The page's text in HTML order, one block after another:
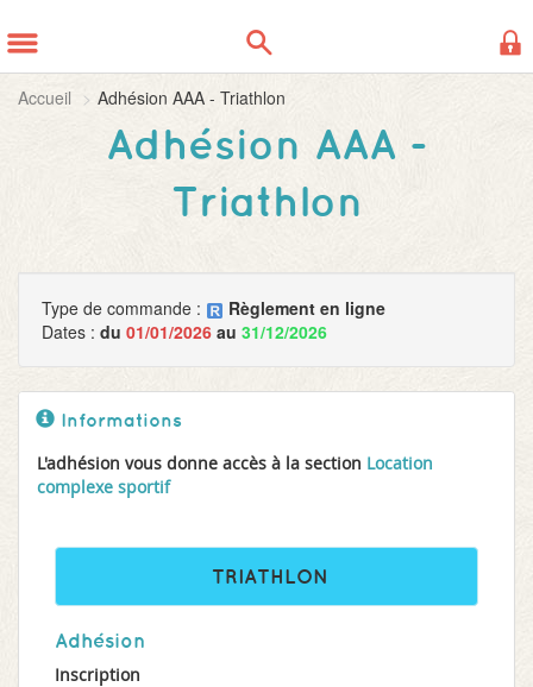
Accueil Adhésion AAA - Triathlon
Adhésion AAA -
Triathlon
Type de commande :
Règlement en ligne
Dates : du 01/01/2026 au 31/12/2026
Informations
L'adhésion vous donne accès à la section Location
complexe sportif
TRIATHLON
Adhésion
Inscription